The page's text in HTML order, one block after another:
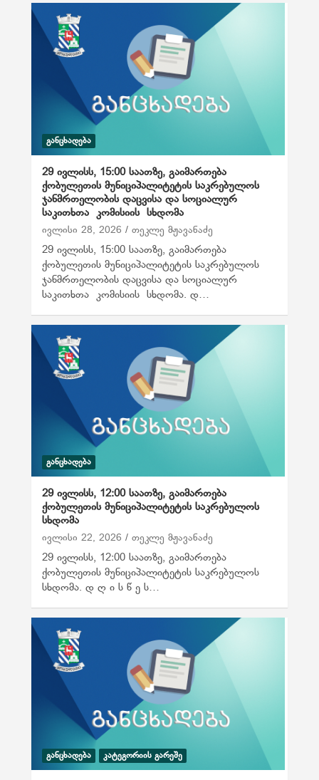
ᲒᲐᲜᲪᲮᲐᲓᲔᲑᲐ
29 ივლისს, 15:00 საათზე, გაიმართება
ქობულეთის მუნიციპალიტეტის საკრებულოს
ჯანმრთელობის დაცვისა და სოციალურ
საკითხთა კომისიის სხდომა
ივლისი 28, 2026 თეკლე მჟავანაძე
29 ივლისს, 15:00 საათზე, გაიმართება
ქობულეთის მუნიციპალიტეტის საკრებულოს
ჯანმრთელობის დაცვისა და სოციალურ
საკითხთა კომისიის სხდომა. დ…
ᲒᲐᲜᲪᲮᲐᲓᲔᲑᲐ
29 ივლისს, 12:00 საათზე, გაიმართება
ქობულეთის მუნიციპალიტეტის საკრებულოს
სხდომა
ივლისი 22, 2026 თეკლე მჟავანაძე
29 ივლისს, 12:00 საათზე, გაიმართება
ქობულეთის მუნიციპალიტეტის საკრებულოს
სხდომა. დ ღ ი ს წ ე ს…
ᲒᲐᲜᲪᲮᲐᲓᲔᲑᲐ ᲙᲐᲢᲔᲒᲝᲠᲘᲘᲡ ᲒᲐᲠᲔᲨᲔ